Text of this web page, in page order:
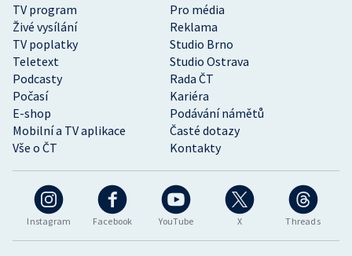
Instagram Facebook YouTube X Threads
TV program
Pro média
Živé vysílání
Reklama
TV poplatky
Studio Brno
Teletext
Studio Ostrava
Podcasty
Rada ČT
Počasí
Kariéra
E-shop
Podávání námětů
Mobilní a TV aplikace
Časté dotazy
Vše o ČT
Kontakty